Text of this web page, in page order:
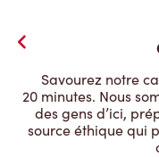
Savourez notre
20 minutes. Nous
des gens d’ici,
source éthique qui